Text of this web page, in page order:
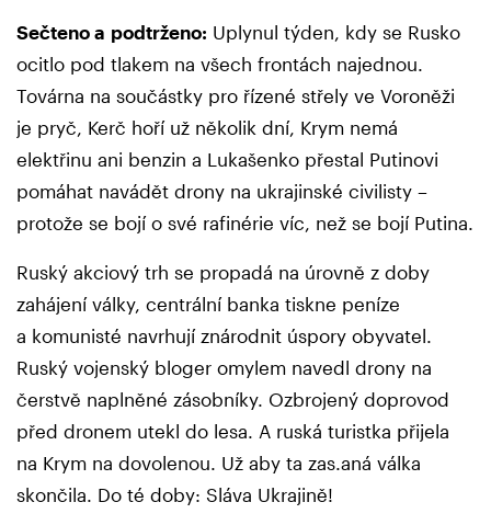
Sečteno a podtrženo: Uplynul týden, kdy se Rusko
ocitlo pod tlakem na všech frontách najednou.
Továrna na součástky pro řízené střely ve Voroněži
je pryč, Kerč hoří už několik dní, Krym nemá
elektřinu ani benzin a Lukašenko přestal Putinovi
pomáhat navádět drony na ukrajinské civilisty –
protože se bojí o své rafinérie víc, než se bojí Putina.
Ruský akciový trh se propadá na úrovně z doby
zahájení války, centrální banka tiskne peníze
a komunisté navrhují znárodnit úspory obyvatel.
Ruský vojenský bloger omylem navedl drony na
čerstvě naplněné zásobníky. Ozbrojený doprovod
před dronem utekl do lesa. A ruská turistka přijela
na Krym na dovolenou. Už aby ta zas.aná válka
skončila. Do té doby: Sláva Ukrajině!